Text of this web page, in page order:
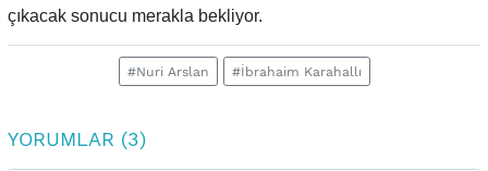
çıkacak sonucu merakla bekliyor.
#Nuri Arslan #İbrahaim Karahallı
YORUMLAR (3)